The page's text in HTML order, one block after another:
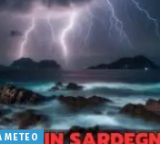
METEO